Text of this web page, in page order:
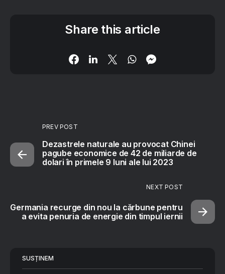
Share this article
PREV POST
Dezastrele naturale au provocat Chinei
pagube economice de 42 de miliarde de
dolari în primele 9 luni ale lui 2023
NEXT POST
Germania recurge din nou la cărbune pentru
a evita penuria de energie din timpul iernii
SUSȚINEM